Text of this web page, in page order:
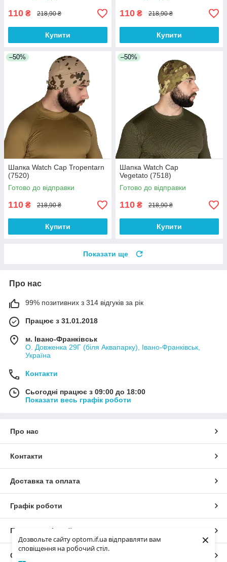
Дозвольте сайту optom.if.ua відправляти вам
сповіщення на робочий стіл.
×
110 ₴ 218,90 ₴
Купити
110 ₴ 218,90 ₴
Купити
–50%
Шапка Watch Cap Tropentarn
(7520)
Готово до відправки
110 ₴ 218,90 ₴
Купити
–50%
Шапка Watch Cap
Vegetato (7518)
Готово до відправки
110 ₴ 218,90 ₴
Купити
Показати ще
Про нас
99% позитивних з 314 відгуків за рік
Працює з 31.01.2018
м. Івано-Франківськ
О. Довженка 29Г (біля Аквапарку), Івано-Франківськ,
Україна
Контакти
Сьогодні працює з 09:00 до 18:00
Показати весь графік роботи
Про нас
Контакти
Доставка та оплата
Графік роботи
Повна версія сайту
Сайт створено на маркетплейсі